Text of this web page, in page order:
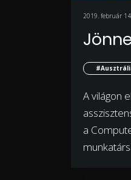
2019. február 14.
A világon
a